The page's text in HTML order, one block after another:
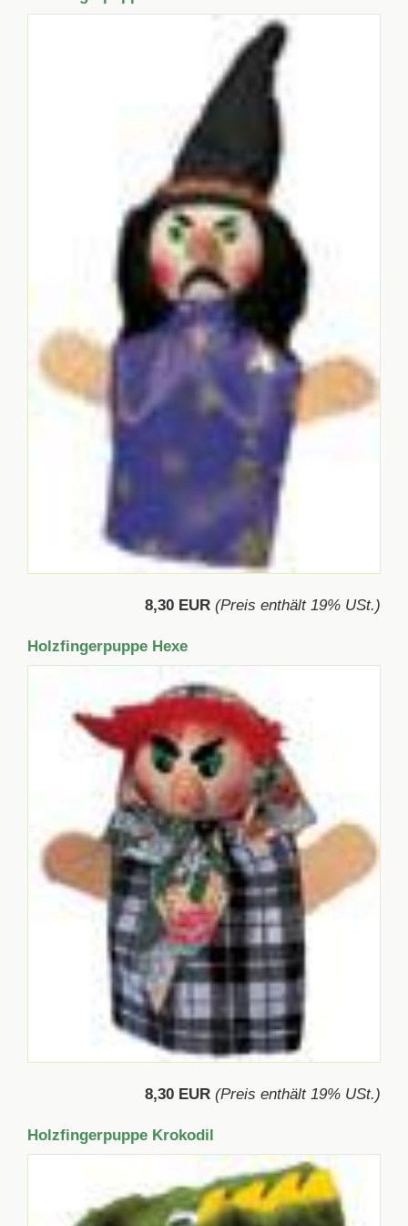
8,30 EUR (Preis enthält 19% USt.)
Holzfingerpuppe Hexe
8,30 EUR (Preis enthält 19% USt.)
Holzfingerpuppe Krokodil